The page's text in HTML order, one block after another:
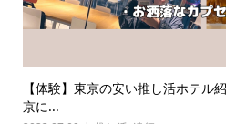
【体験】東京の安い推し活ホテル
京に...